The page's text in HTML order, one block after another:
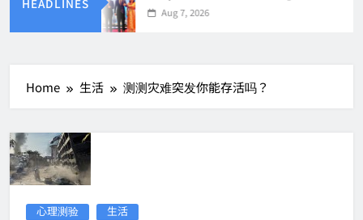
Aug 7, 2026
Home 生活 测测灾难突发你能存活吗？
心理测验 生活